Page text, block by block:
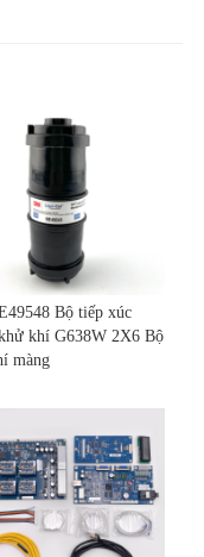
Bộ tiếp xúc
khí G638W 2X6 Bộ
màng